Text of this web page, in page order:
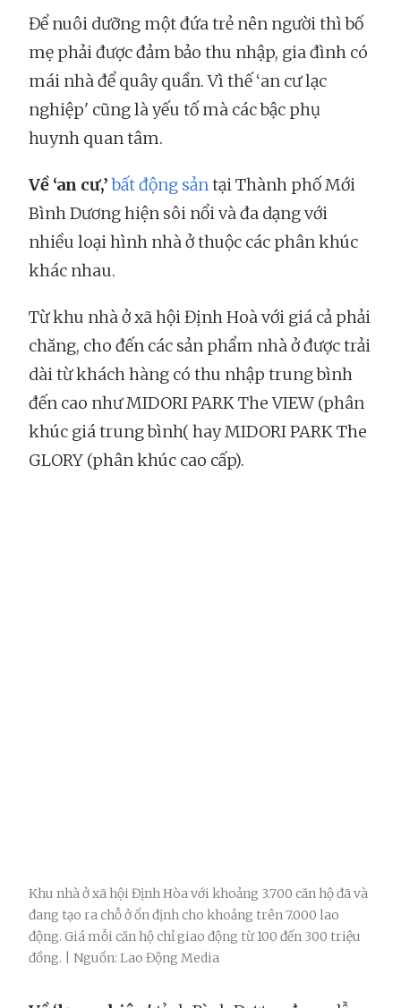
Để nuôi dưỡng một đứa trẻ nên người thì bố
mẹ phải được đảm bảo thu nhập, gia đình có
mái nhà để quây quần. Vì thế ‘an cư lạc
nghiệp' cũng là yếu tố mà các bậc phụ
huynh quan tâm.
Về ‘an cư,’ bất động sảntại Thành phố Mới
Bình Dương hiện sôi nổi và đa dạng với
nhiều loại hình nhà ở thuộc các phân khúc
khác nhau.
Từ khu nhà ở xã hội Định Hoà với giá cả phải
chăng, cho đến các sản phẩm nhà ở được trải
dài từ khách hàng có thu nhập trung bình
đến cao như MIDORI PARK The VIEW (phân
khúc giá trung bình( hay MIDORI PARK The
GLORY (phân khúc cao cấp).
Khu nhà ở xã hội Định Hòa với khoảng 3.700 căn hộ đã và
đang tạo ra chỗ ở ổn định cho khoảng trên 7.000 lao
động. Giá mỗi căn hộ chỉ giao động từ 100 đến 300 triệu
đồng. | Nguồn: Lao Động Media